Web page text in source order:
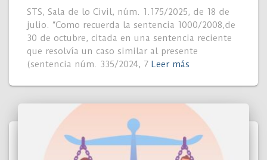
STS, Sala de lo Civil, núm. 1.175/2025, de 18 de
julio. “Como recuerda la sentencia 1000/2008,de
30 de octubre, citada en una sentencia reciente
que resolvía un caso similar al presente
(sentencia núm. 335/2024, 7 Leer más